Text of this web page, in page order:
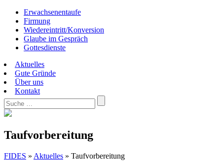
Erwachsenentaufe
Firmung
Wiedereintritt/Konversion
Glaube im Gespräch
Gottesdienste
Aktuelles
Gute Gründe
Über uns
Kontakt
Taufvorbereitung
FIDES » Aktuelles » Taufvorbereitung